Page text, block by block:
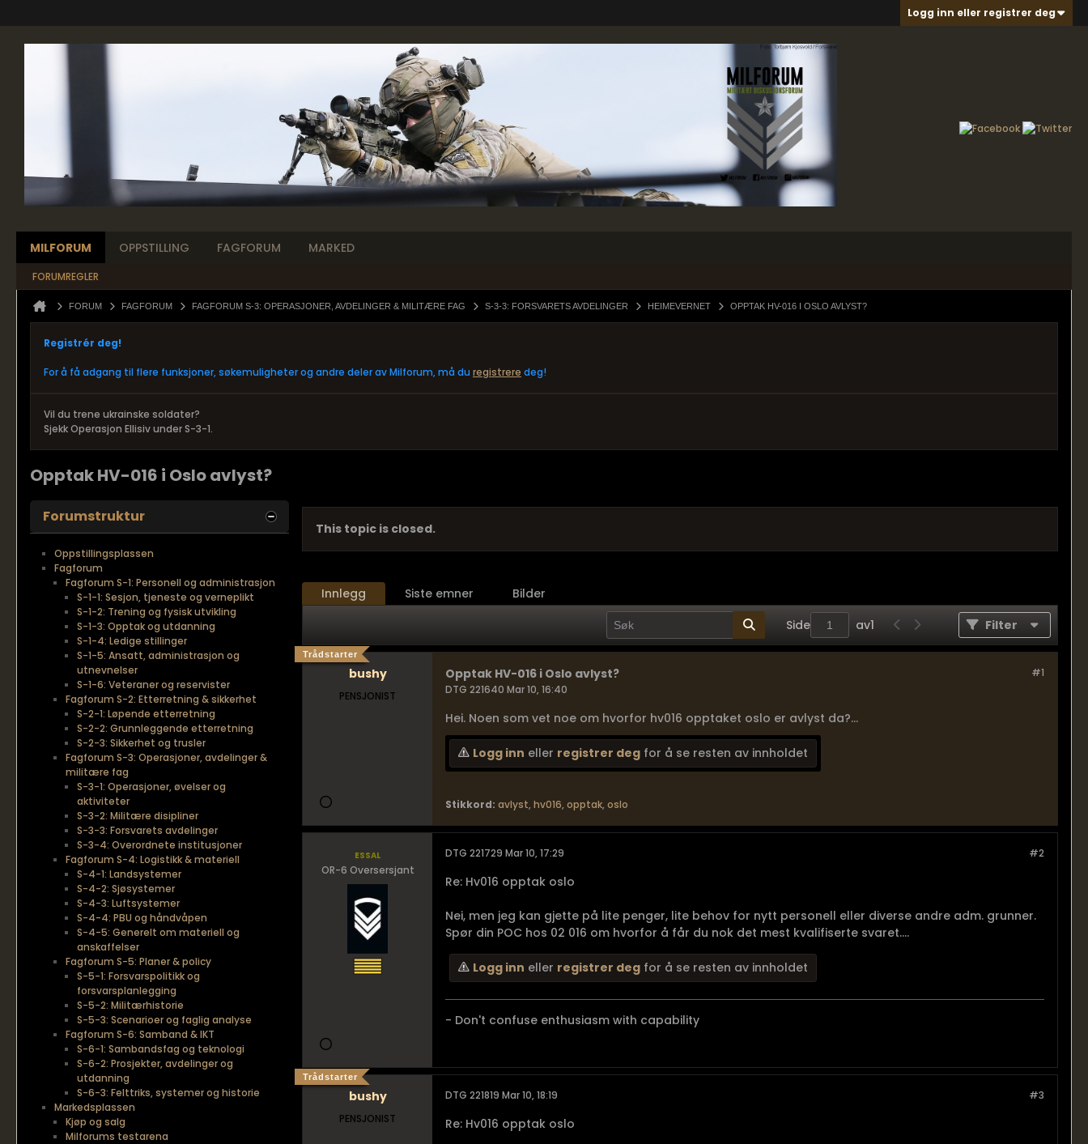
Logg inn eller registrer deg
MILFORUM OPPSTILLING FAGFORUM MARKED
FORUMREGLER
FORUM FAGFORUM FAGFORUM S-3: OPERASJONER, AVDELINGER & MILITÆRE FAG S-3-3: FORSVARETS AVDELINGER HEIMEVERNET OPPTAK HV-016 I OSLO AVLYST?
Registrér deg!
For å få adgang til flere funksjoner, søkemuligheter og andre deler av Milforum, må du registrere deg!
Vil du trene ukrainske soldater?
Sjekk Operasjon Ellisiv under S-3-1.
Opptak HV-016 i Oslo avlyst?
This topic is closed.
Innlegg Siste emner
Bilder
Side
av1 Filter
bushy
Trådstarter
PENSJONIST
#1
Opptak HV-016 i Oslo avlyst?
DTG 221640 Mar 10, 16:40
Hei. Noen som vet noe om hvorfor hv016 opptaket oslo er avlyst da?...
Logg inn eller registrer deg for å se resten av innholdet
Stikkord: avlyst, hv016, opptak, oslo
essal
OR-6 Oversersjant
#2
DTG 221729 Mar 10, 17:29
Re: Hv016 opptak oslo
Nei, men jeg kan gjette på lite penger, lite behov for nytt personell eller diverse andre adm. grunner.
Spør din POC hos 02 016 om hvorfor å får du nok det mest kvalifiserte svaret....
Logg inn eller registrer deg for å se resten av innholdet
- Don't confuse enthusiasm with capability
bushy
Trådstarter
PENSJONIST
#3
DTG 221819 Mar 10, 18:19
Re: Hv016 opptak oslo
Forumstruktur
Oppstillingsplassen
Fagforum
Fagforum S-1: Personell og administrasjon
S-1-1: Sesjon, tjeneste og verneplikt
S-1-2: Trening og fysisk utvikling
S-1-3: Opptak og utdanning
S-1-4: Ledige stillinger
S-1-5: Ansatt, administrasjon og
utnevnelser
S-1-6: Veteraner og reservister
Fagforum S-2: Etterretning & sikkerhet
S-2-1: Løpende etterretning
S-2-2: Grunnleggende etterretning
S-2-3: Sikkerhet og trusler
Fagforum S-3: Operasjoner, avdelinger &
militære fag
S-3-1: Operasjoner, øvelser og
aktiviteter
S-3-2: Militære disipliner
S-3-3: Forsvarets avdelinger
S-3-4: Overordnete institusjoner
Fagforum S-4: Logistikk & materiell
S-4-1: Landsystemer
S-4-2: Sjøsystemer
S-4-3: Luftsystemer
S-4-4: PBU og håndvåpen
S-4-5: Generelt om materiell og
anskaffelser
Fagforum S-5: Planer & policy
S-5-1: Forsvarspolitikk og
forsvarsplanlegging
S-5-2: Militærhistorie
S-5-3: Scenarioer og faglig analyse
Fagforum S-6: Samband & IKT
S-6-1: Sambandsfag og teknologi
S-6-2: Prosjekter, avdelinger og
utdanning
S-6-3: Felttriks, systemer og historie
Markedsplassen
Kjøp og salg
Milforums testarena